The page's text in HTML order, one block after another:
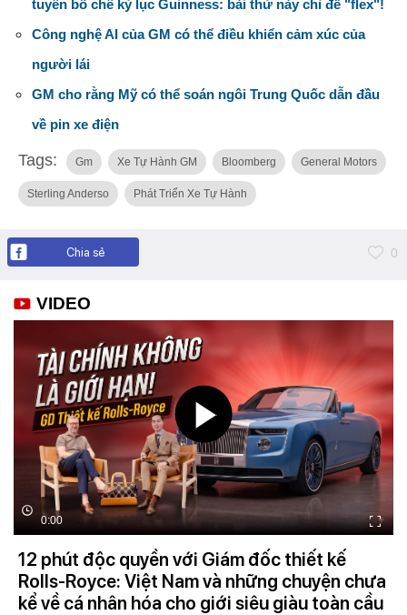
tuyên bố chê kỷ lục Guinness: bài thử này chỉ để "flex"!
Công nghệ AI của GM có thể điều khiển cảm xúc của
người lái
GM cho rằng Mỹ có thể soán ngôi Trung Quốc dẫn đầu
về pin xe điện
Tags: Gm Xe Tự Hành GM Bloomberg General Motors
Sterling Anderso Phát Triển Xe Tự Hành
Chia sẻ 0
VIDEO
0:00
12 phút độc quyền với Giám đốc thiết kế
Rolls-Royce: Việt Nam và những chuyện chưa
kể về cá nhân hóa cho giới siêu giàu toàn cầu